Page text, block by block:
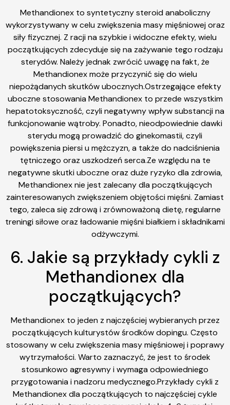
Methandionex to syntetyczny steroid anaboliczny
wykorzystywany w celu zwiększenia masy mięśniowej oraz
siły fizycznej. Z racji na szybkie i widoczne efekty, wielu
początkujących zdecyduje się na zażywanie tego rodzaju
sterydów. Należy jednak zwrócić uwagę na fakt, że
Methandionex może przyczynić się do wielu
niepożądanych skutków ubocznych.Ostrzegające efekty
uboczne stosowania Methandionex to przede wszystkim
hepatotoksyczność, czyli negatywny wpływ substancji na
funkcjonowanie wątroby. Ponadto, nieodpowiednie dawki
sterydu mogą prowadzić do ginekomastii, czyli
powiększenia piersi u mężczyzn, a także do nadciśnienia
tętniczego oraz uszkodzeń serca.Ze względu na te
negatywne skutki uboczne oraz duże ryzyko dla zdrowia,
Methandionex nie jest zalecany dla początkujących
zainteresowanych zwiększeniem objętości mięśni. Zamiast
tego, zaleca się zdrową i zrównoważoną dietę, regularne
treningi siłowe oraz ładowanie mięśni białkiem i składnikami
odżywczymi.
6. Jakie są przykłady cykli z
Methandionex dla
początkujących?
Methandionex to jeden z najczęściej wybieranych przez
początkujących kulturystów środków dopingu. Często
stosowany w celu zwiększenia masy mięśniowej i poprawy
wytrzymałości. Warto zaznaczyć, że jest to środek
stosunkowo agresywny i wymaga odpowiedniego
przygotowania i nadzoru medycznego.Przykłady cykli z
Methandionex dla początkujących to najczęściej cykle